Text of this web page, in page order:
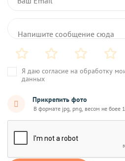
Я даю согласие на обработку
данных
Прикрепить фото